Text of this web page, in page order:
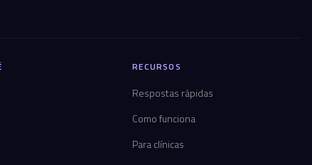
RECURSOS
Respostas rápidas
Como funciona
Para clínicas